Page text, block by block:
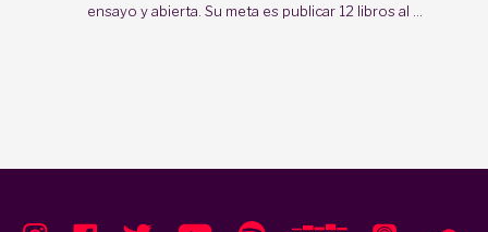
ensayo y abierta. Su meta es publicar 12 libros al ...